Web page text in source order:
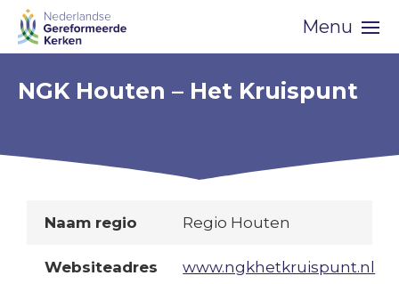
Skip
navigation
Menu
NGK Houten – Het Kruispunt
Naam regio Regio Houten
Websiteadres
www.ngkhetkruispunt.nl